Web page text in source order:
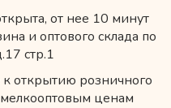
от нее 10 минут
и оптового склада по
стр.1
открытию розничного
ценам